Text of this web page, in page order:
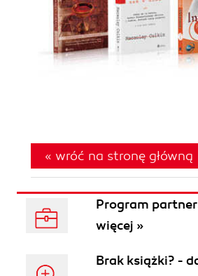
« wróć na stronę główną
Program
więcej »
Brak książki? -